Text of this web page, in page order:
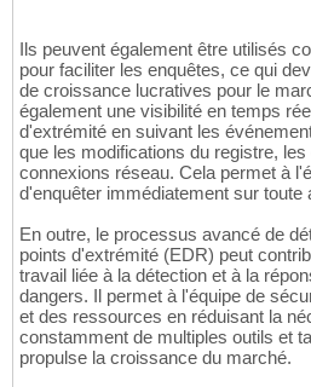
Ils peuvent également être utilisés
pour faciliter les enquêtes, ce qui
de croissance lucratives pour le
également une visibilité en temps
d'extrémité en suivant les
que les modifications du registre,
connexions réseau. Cela permet à
d'enquêter immédiatement sur toute
En outre, le processus avancé de
points d'extrémité (EDR) peut
travail liée à la détection et à la
dangers. Il permet à l'équipe de
et des ressources en réduisant la
constamment de multiples outils et
propulse la croissance du marché.